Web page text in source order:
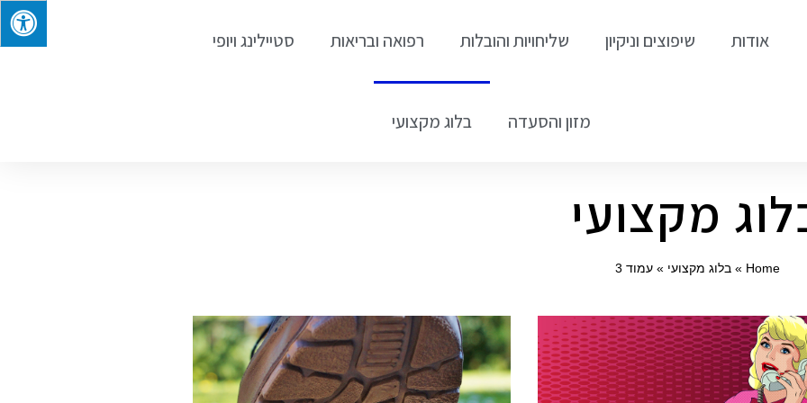
אודות שיפוצים וניקיון שליחויות והובלות רפואה ובריאות סטיילינג ויופי
מזון והסעדה בלוג מקצועי
מקצועי
Home
»בלוג מקצועי »עמוד 3